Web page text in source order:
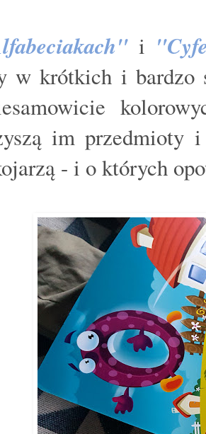
i "C
w krótkich i bardzo
im przedmioty
- i o których